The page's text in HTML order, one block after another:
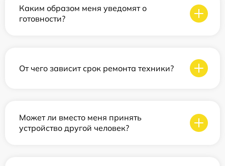
Каким образом меня уведомят о
готовности?
От чего зависит срок ремонта техники?
Может ли вместо меня принять
устройство другой человек?